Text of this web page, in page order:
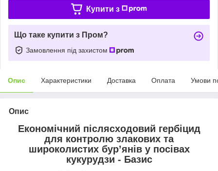
Купити з
Що таке купити з Пром?
Замовлення під захистом
Опис Характеристики Доставка Оплата Умови
Опис
Економічний післясходовий гербіцид
для контролю злакових та
широколистих бур’янів у посівах
кукурудзи - Базис